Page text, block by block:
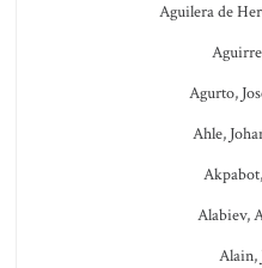
Aguilera de
Agurto,
Ahle,
Alabiev,
Alain,